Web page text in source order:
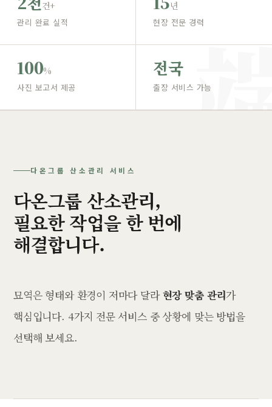
건+
관리 완료 실적
년
현장 전문 경력
100%
사진 보고서 제공
전국
출장 서비스 가능
다온그룹 산소관리 서비스
다온그룹 산소관리,
필요한 작업을 한 번에
해결합니다.
묘역은 형태와 환경이 저마다 달라현장 맞춤 관리가
핵심입니다. 4가지 전문 서비스 중 상황에 맞는 방법을
선택해 보세요.